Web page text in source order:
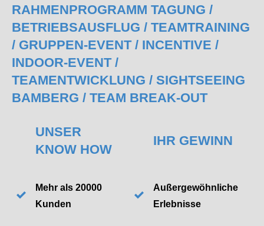
RAHMENPROGRAMM TAGUNG /
BETRIEBSAUSFLUG / TEAMTRAINING
/ GRUPPEN-EVENT / INCENTIVE /
INDOOR-EVENT /
TEAMENTWICKLUNG / SIGHTSEEING
BAMBERG / TEAM BREAK-OUT
UNSER
KNOW HOW
IHR GEWINN
Mehr als 20000
Kunden
Außergewöhnliche
Erlebnisse